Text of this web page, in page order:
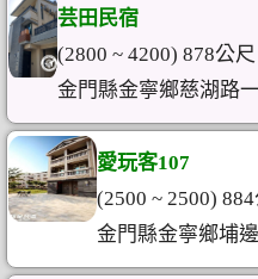
芸田民宿
(2800 ~ 4200) 878公尺
金門縣金寧鄉慈湖路
愛玩客107
(2500 ~ 2500)
金門縣金寧鄉埔